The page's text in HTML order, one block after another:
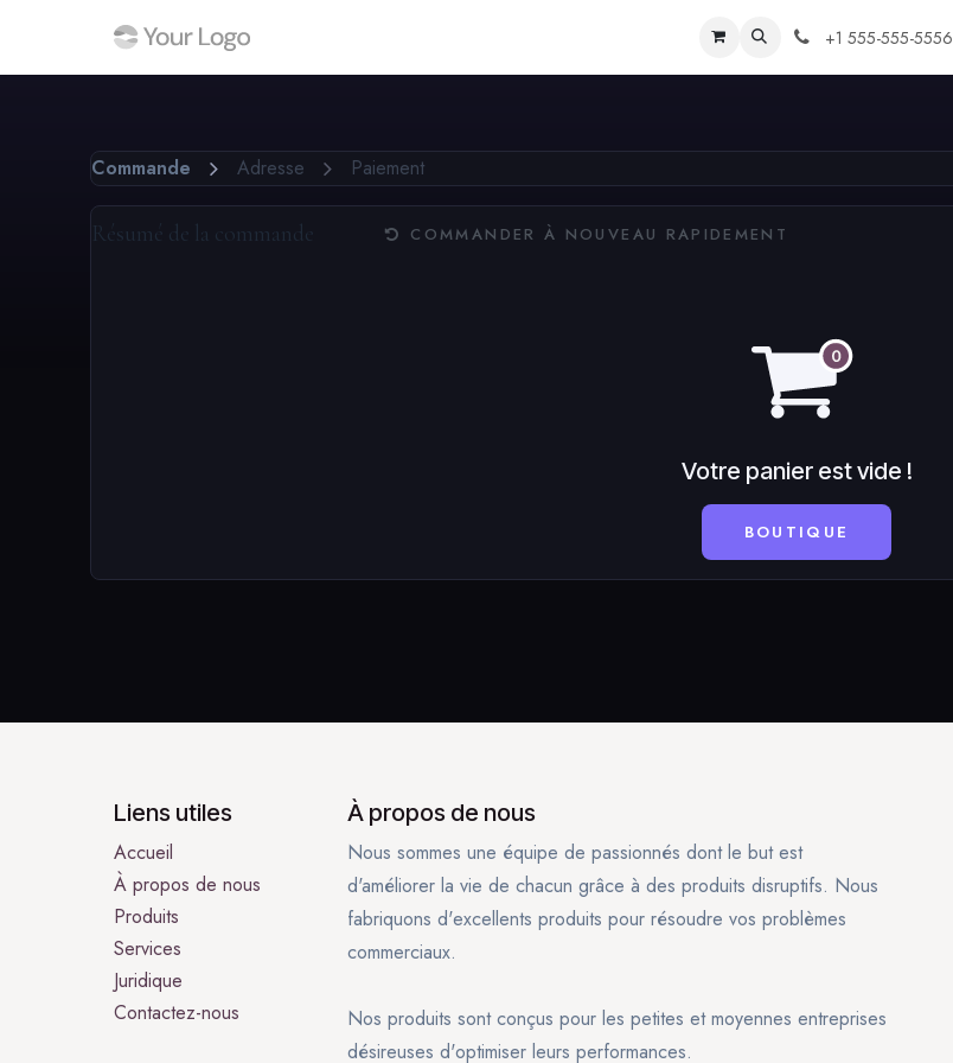
Boutique Événements +1 555-555-5556
Commande Adresse Paiement
Résumé de la commande COMMANDER À NOUVEAU RAPIDEMENT
Votre panier est vide !
BOUTIQUE
Liens utiles
Accueil
À propos de nous
Produits
Services
Juridique
Contactez-nous
À propos de nous
Nous sommes une équipe de passionnés dont le but est
d'améliorer la vie de chacun grâce à des produits disruptifs. Nous
fabriquons d'excellents produits pour résoudre vos problèmes
commerciaux.
Nos produits sont conçus pour les petites et moyennes entreprises
désireuses d'optimiser leurs performances.